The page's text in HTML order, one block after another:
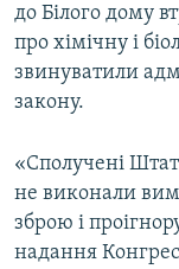
до Білого дому
про хімічну і
звинуватили
закону.
«Сполучені
не виконали
зброю і
надання